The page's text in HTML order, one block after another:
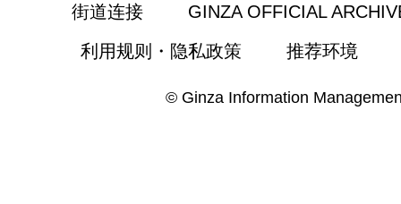
街道连接
GINZA OFFICIAL
利用规则・隐私政策
推荐环境
© Ginza Information